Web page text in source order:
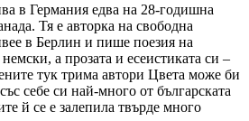
в Германия едва на 28-годишна
Тя е авторка на свободна
в Берлин и пише поезия на
а прозата и есеистиката си –
тук трима автори Цвета може би
себе си най-много от българската
й се е залепила твърде много